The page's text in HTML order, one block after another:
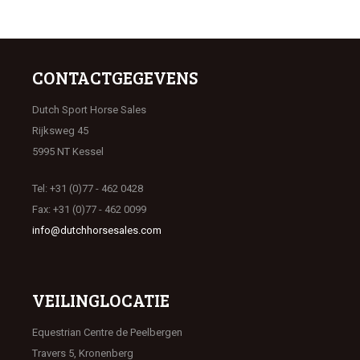
CONTACTGEGEVENS
Dutch Sport Horse Sales
Rijksweg 45
5995 NT Kessel
Tel: +31 (0)77 - 462 0428
Fax: +31 (0)77 - 462 0099
info@dutchhorsesales.com
VEILINGLOCATIE
Equestrian Centre de Peelbergen
Travers 5, Kronenberg